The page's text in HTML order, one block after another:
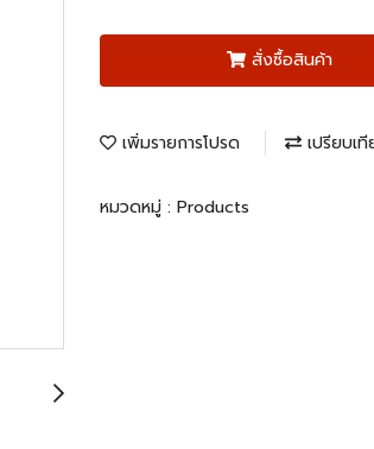
สั่งซื้อสินค้า
เพิ่มรายการโปรด เปรียบเ
หมวดหมู่ : Products